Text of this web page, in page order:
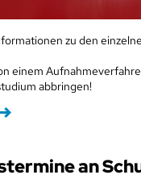
zu den
einem
abbringen!
an